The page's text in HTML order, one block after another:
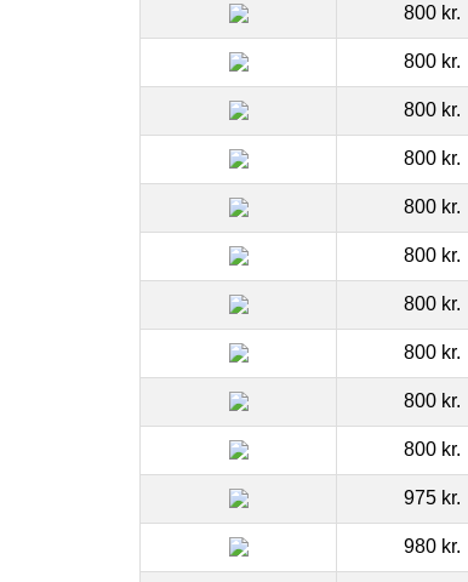
800 kr.
800 kr.
800 kr.
800 kr.
800 kr.
800 kr.
800 kr.
800 kr.
800 kr.
800 kr.
975 kr.
980 kr.